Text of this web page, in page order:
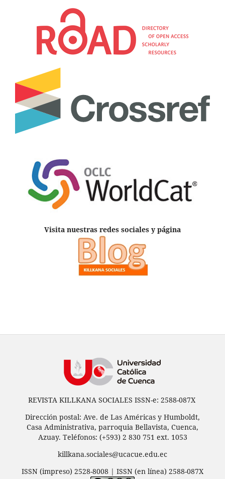
Visita nuestras redes sociales y página
REVISTA KILLKANA SOCIALES ISSN-e: 2588-087X
Dirección postal: Ave. de Las Américas y Humboldt,
Casa Administrativa, parroquia Bellavista, Cuenca,
Azuay. Teléfonos: (+593) 2 830 751 ext. 1053
killkana.sociales@ucacue.edu.ec
ISSN (impreso) 2528-8008 | ISSN (en línea) 2588-087X